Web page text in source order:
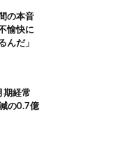
の本音
愉快に
んだ」
期経常
の0.7億